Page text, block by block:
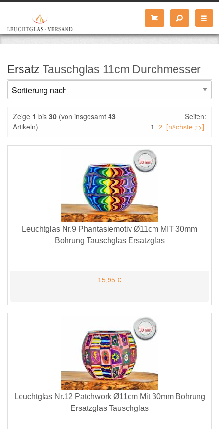
Ersatz Tauschglas 11cm Durchmesser
Zeige 1 bis 30 (von insgesamt 43
Artikeln)
Seiten:
1 2 [nächste >>]
Leuchtglas Nr.9 Phantasiemotiv Ø11cm MIT 30mm
Bohrung Tauschglas Ersatzglas
15,95 €
Leuchtglas Nr.12 Patchwork Ø11cm Mit 30mm Bohrung
Ersatzglas Tauschglas